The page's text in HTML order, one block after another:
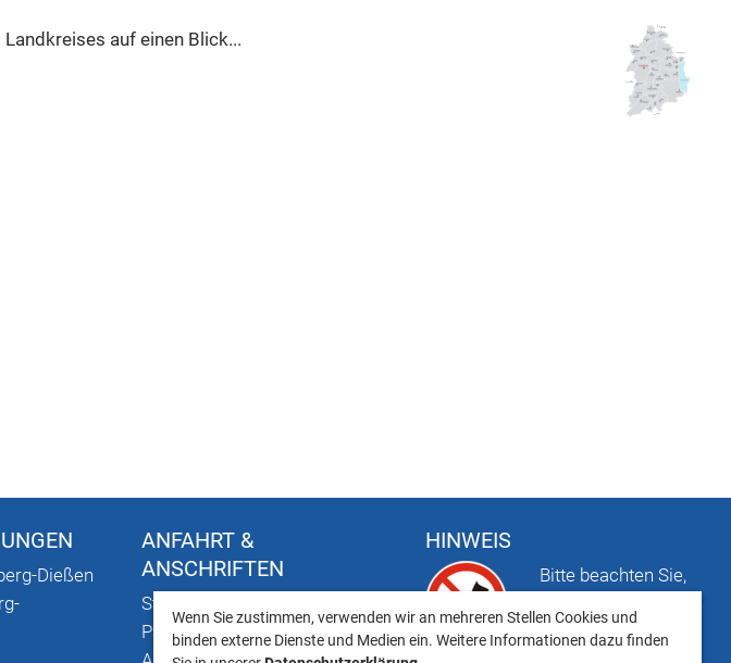
auf einen Blick...
Dießen
ANFAHRT &
ANSCHRIFTEN
Stadtplan mit
Parkmöglichkeiten
HINWEIS
Bitte beachten Sie,
von Tieren ins
Wenn Sie zustimmen, verwenden wir an mehreren Stellen Cookies und
binden externe Dienste und Medien ein. Weitere Informationen dazu finden